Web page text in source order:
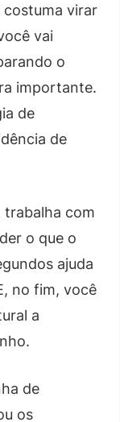
costuma virar
vai
o
importante.
de
de
trabalha com
o que o
ajuda
no fim, você
a
de
os